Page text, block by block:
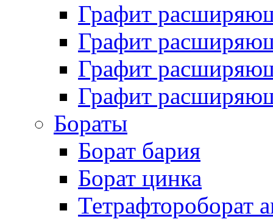
Графит
Графит
Графит
Графит
Бораты
Борат бария
Борат цинка
Тетрафтороборат